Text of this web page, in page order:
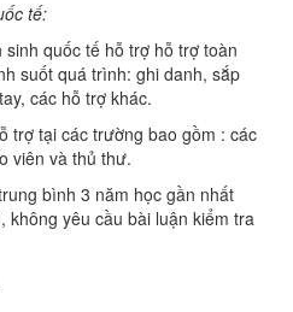
tế:
quốc tế hỗ trợ hỗ trợ toàn
suốt quá trình: ghi danh, sắp
các hỗ trợ khác.
tại các trường bao gồm : các
viên và thủ thư.
bình 3 năm học gần nhất
yêu cầu bài luận kiểm tra